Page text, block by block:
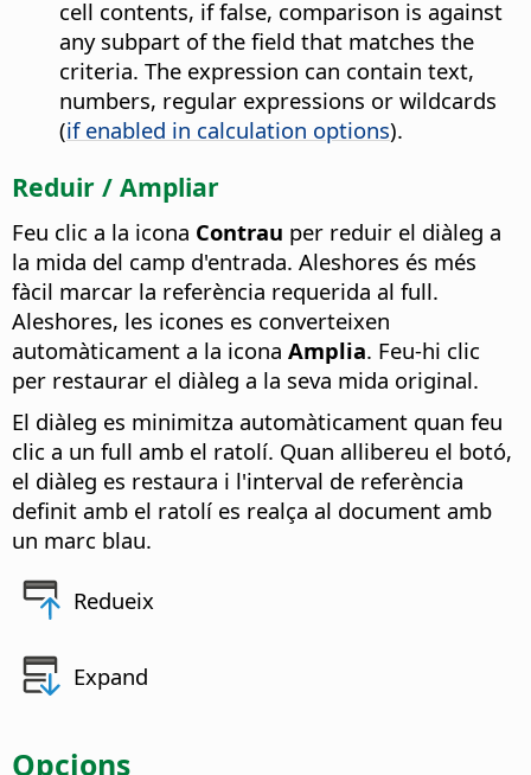
cell contents, if false, comparison is against
any subpart of the field that matches the
criteria. The expression can contain text,
numbers, regular expressions or wildcards
(if enabled in calculation options).
Reduir / Ampliar
Feu clic a la icona Contrau per reduir el diàleg a
la mida del camp d'entrada. Aleshores és més
fàcil marcar la referència requerida al full.
Aleshores, les icones es converteixen
automàticament a la icona Amplia. Feu-hi clic
per restaurar el diàleg a la seva mida original.
El diàleg es minimitza automàticament quan feu
clic a un full amb el ratolí. Quan allibereu el botó,
el diàleg es restaura i l'interval de referència
definit amb el ratolí es realça al document amb
un marc blau.
Redueix
Expand
Opcions